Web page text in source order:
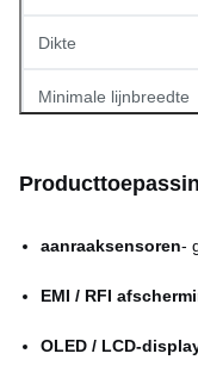
Dikte
Minimale lijnbreedte
Maximale grootte
paneel
aanraaksensoren-
EMI / RFI
OLED / LCD-